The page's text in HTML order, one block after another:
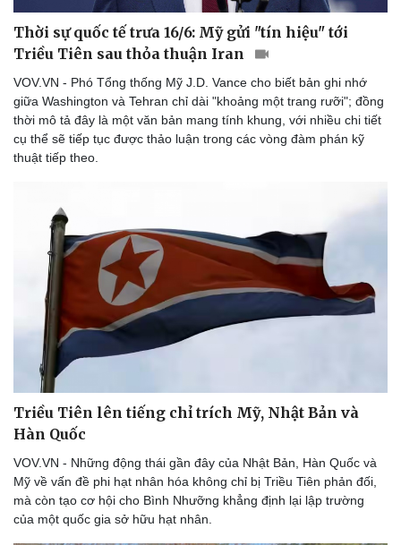
Thời sự quốc tế trưa 16/6: Mỹ gửi "tín hiệu" tới
Triều Tiên sau thỏa thuận Iran
VOV.VN - Phó Tổng thống Mỹ J.D. Vance cho biết bản ghi nhớ
giữa Washington và Tehran chỉ dài "khoảng một trang rưỡi"; đồng
thời mô tả đây là một văn bản mang tính khung, với nhiều chi tiết
cụ thể sẽ tiếp tục được thảo luận trong các vòng đàm phán kỹ
thuật tiếp theo.
Triều Tiên lên tiếng chỉ trích Mỹ, Nhật Bản và
Hàn Quốc
VOV.VN - Những động thái gần đây của Nhật Bản, Hàn Quốc và
Mỹ về vấn đề phi hạt nhân hóa không chỉ bị Triều Tiên phản đối,
mà còn tạo cơ hội cho Bình Nhưỡng khẳng định lại lập trường
của một quốc gia sở hữu hạt nhân.